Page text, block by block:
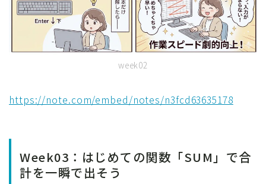
week02
https://note.com/embed/notes/n3fcd63635178
Week03：はじめての関数「SUM」で合
計を一瞬で出そう